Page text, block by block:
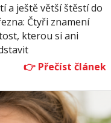
a ještě větší štěstí do
Čtyři znamení
kterou si ani